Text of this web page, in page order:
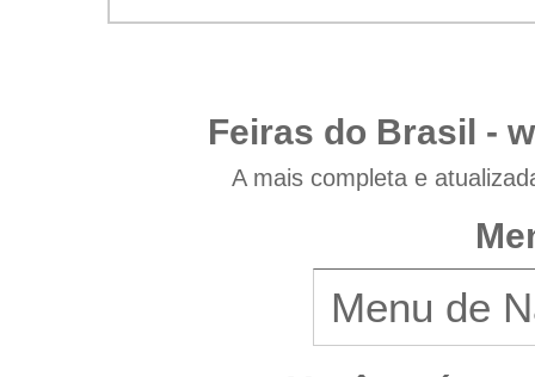
Feiras do Brasil -
A mais completa e